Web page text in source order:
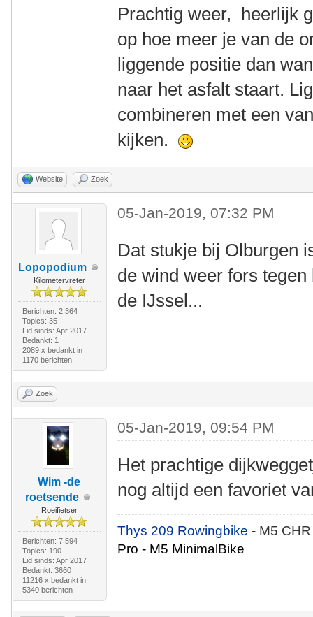
Prachtig weer, heerlijk
op hoe meer je van de
liggende positie dan
naar het asfalt staart.
combineren met een
kijken.
Website Zoek
Lopopodium
Kilometervreter
Berichten: 2.364
Topics: 35
Lid sinds: Apr 2017
Bedankt: 1
2089 x bedankt in
1170 berichten
05-Jan-2019, 07:32 PM
Dat stukje bij Olburgen
de wind weer fors
de IJssel...
Zoek
Wim -de
roetsende
Roeifietser
Berichten: 7.594
Topics: 190
Lid sinds: Apr 2017
Bedankt: 3660
11216 x bedankt in
5340 berichten
05-Jan-2019, 09:54 PM
Het prachtige
nog altijd een favoriet
Thys 209 Rowingbike- M5
Pro - M5 MinimalBike